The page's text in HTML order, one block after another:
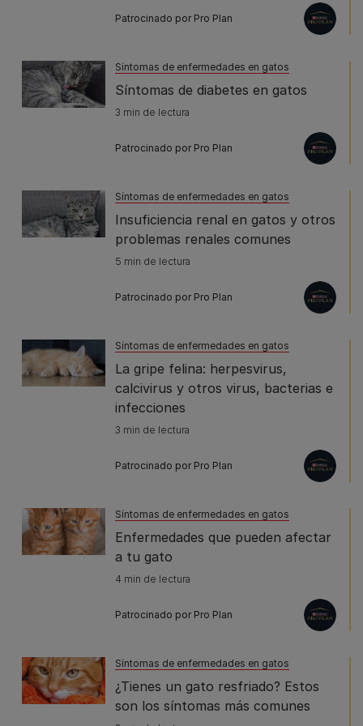
Patrocinado por Pro Plan
Síntomas de enfermedades en gatos
Síntomas de diabetes en gatos
3 min de lectura
Patrocinado por Pro Plan
Síntomas de enfermedades en gatos
Insuficiencia renal en gatos y otros
problemas renales comunes
5 min de lectura
Patrocinado por Pro Plan
Síntomas de enfermedades en gatos
La gripe felina: herpesvirus,
calcivirus y otros virus, bacterias e
infecciones
3 min de lectura
Patrocinado por Pro Plan
Síntomas de enfermedades en gatos
Enfermedades que pueden afectar
a tu gato
4 min de lectura
Patrocinado por Pro Plan
Síntomas de enfermedades en gatos
¿Tienes un gato resfriado? Estos
son los síntomas más comunes